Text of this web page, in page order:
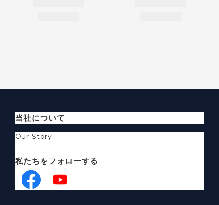
当社について
Our Story
私たちをフォローする